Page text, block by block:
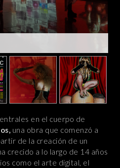
en el cuerpo de
una obra que comenzó a
de la creación de un
crecido a lo largo de 14 años
como el arte digital, el